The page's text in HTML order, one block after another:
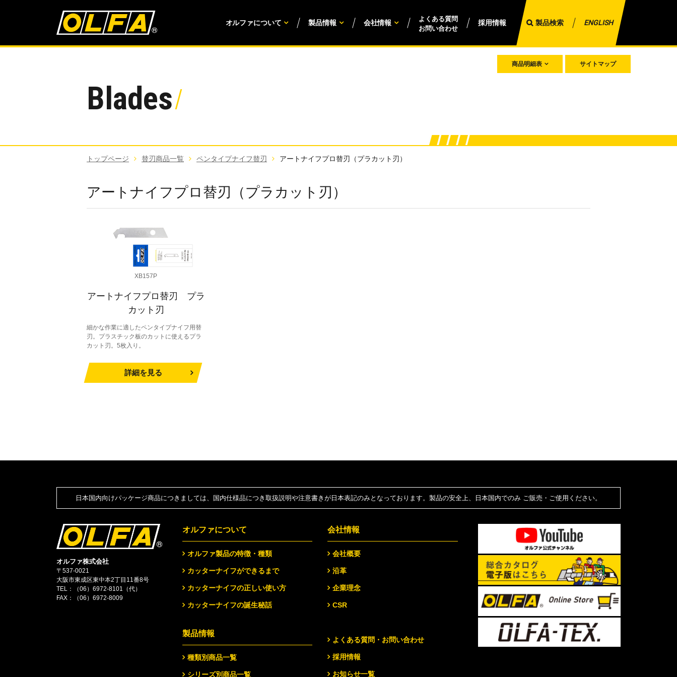
オルファについて 製品情報 会社情報
よくある質問
お問い合わせ
採用情報 製品検索 ENGLISH
Blades
商品明細表 サイトマップ
トップページ 替刃商品一覧 ペンタイプナイフ替刃 アートナイフプロ替刃（プラカット刃）
アートナイフプロ替刃（プラカット刃）
XB157P
アートナイフプロ替刃 プラ
カット刃
細かな作業に適したペンタイプナイフ用替
刃。プラスチック板のカットに使えるプラ
カット刃。5枚入り。
詳細を見る
日本国内向けパッケージ商品につきましては、国内仕様品につき取扱説明や注意書きが日本表記のみとなっております。製品の安全上、日本国内でのみ ご販売・ご使用ください。
オルファ株式会社
〒537-0021
大阪市東成区東中本2丁目11番8号
TEL：
（06）6972-8101（代）
FAX：（06）6972-8009
オルファについて
オルファ製品の特徴・種類
カッターナイフができるまで
カッターナイフの正しい使い方
カッターナイフの誕生秘話
会社情報
会社概要
沿革
企業理念
CSR
製品情報
種類別商品一覧
シリーズ別商品一覧
よくある質問・お問い合わせ
採用情報
お知らせ一覧